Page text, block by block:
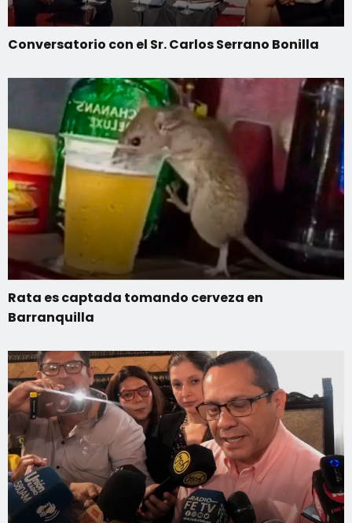
Conversatorio con el Sr. Carlos Serrano Bonilla
Rata es captada tomando cerveza en
Barranquilla